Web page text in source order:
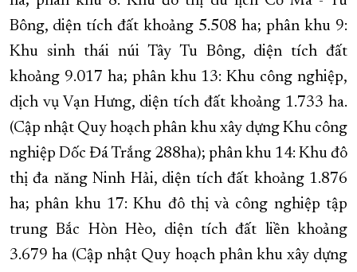
Bông, diện tích đất khoảng 5.508 ha; phân khu 9:
Khu sinh thái núi Tây Tu Bông, diện tích đất
khoảng 9.017 ha; phân khu 13: Khu công nghiệp,
dịch vụ Vạn Hưng, diện tích đất khoảng 1.733 ha.
(Cập nhật Quy hoạch phân khu xây dựng Khu công
nghiệp Dốc Đá Trắng 288ha); phân khu 14: Khu đô
thị đa năng Ninh Hải, diện tích đất khoảng 1.876
ha; phân khu 17: Khu đô thị và công nghiệp tập
trung Bắc Hòn Hèo, diện tích đất liền khoảng
3.679 ha (Cập nhật Quy hoạch phân khu xây dựng